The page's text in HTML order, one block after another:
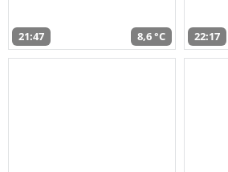
21:47 8,6 °C 22:17